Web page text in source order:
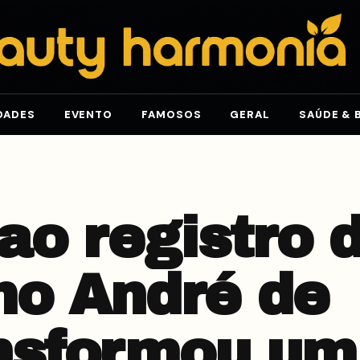
EVENTO FAMOSOS GERAL SAÚDE &
registro
André de